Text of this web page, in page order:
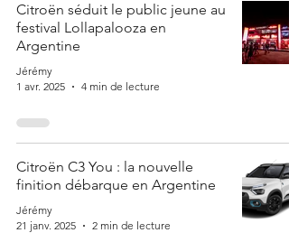
Citroën séduit le public jeune au
festival Lollapalooza en
Argentine
Jérémy
1 avr. 2025
4 min de lecture
Citroën C3 You : la nouvelle
finition débarque en Argentine
Jérémy
21 janv. 2025
2 min de lecture